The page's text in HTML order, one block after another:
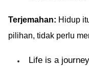
Terjemahan: Hidup
pilihan, tidak perlu
Life is a